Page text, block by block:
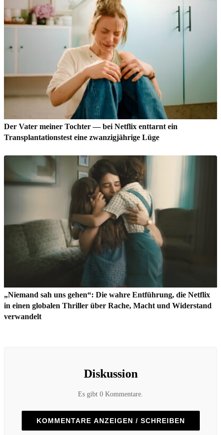
Der Vater meiner Tochter — bei Netflix enttarnt ein
Transplantationstest eine zwanzigjährige Lüge
„Niemand sah uns gehen“: Die wahre Entführung, die Netflix
in einen globalen Thriller über Rache, Macht und Widerstand
verwandelt
Diskussion
Es gibt 0 Kommentare.
KOMMENTARE ANZEIGEN / SCHREIBEN